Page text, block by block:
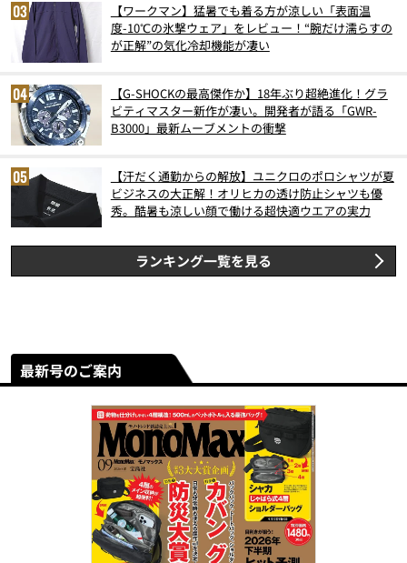
【ワークマン】猛暑でも着る方が涼しい「表面温
度-10℃の氷撃ウェア」をレビュー！“腕だけ濡らすの
が正解”の気化冷却機能が凄い
【G-SHOCKの最高傑作か】18年ぶり超絶進化！グラ
ビティマスター新作が凄い。開発者が語る「GWR-
B3000」最新ムーブメントの衝撃
【汗だく通勤からの解放】ユニクロのポロシャツが夏
ビジネスの大正解！オリヒカの透け防止シャツも優
秀。酷暑も涼しい顔で働ける超快適ウエアの実力
ランキング一覧を見る
最新号のご案内